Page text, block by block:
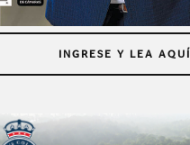
INGRESE Y LEA AQUÍ